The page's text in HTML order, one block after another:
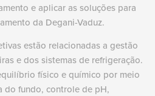
e aplicar as soluções para
da Degani-Vaduz.
estão relacionadas a gestão
e dos sistemas de refrigeração.
físico e químico por meio
do fundo, controle de pH,